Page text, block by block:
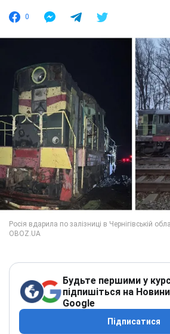
0
Будьте першими у
підпишіться на
Google
Підписатися